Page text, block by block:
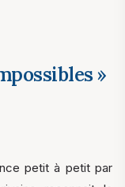
»
petit à petit par